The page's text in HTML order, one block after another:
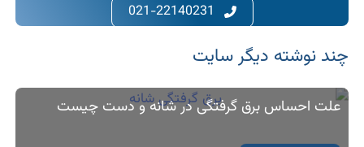
021-22140231
چند نوشته‌ دیگر سایت
علت احساس برق گرفتگی در شانه و دست چیست